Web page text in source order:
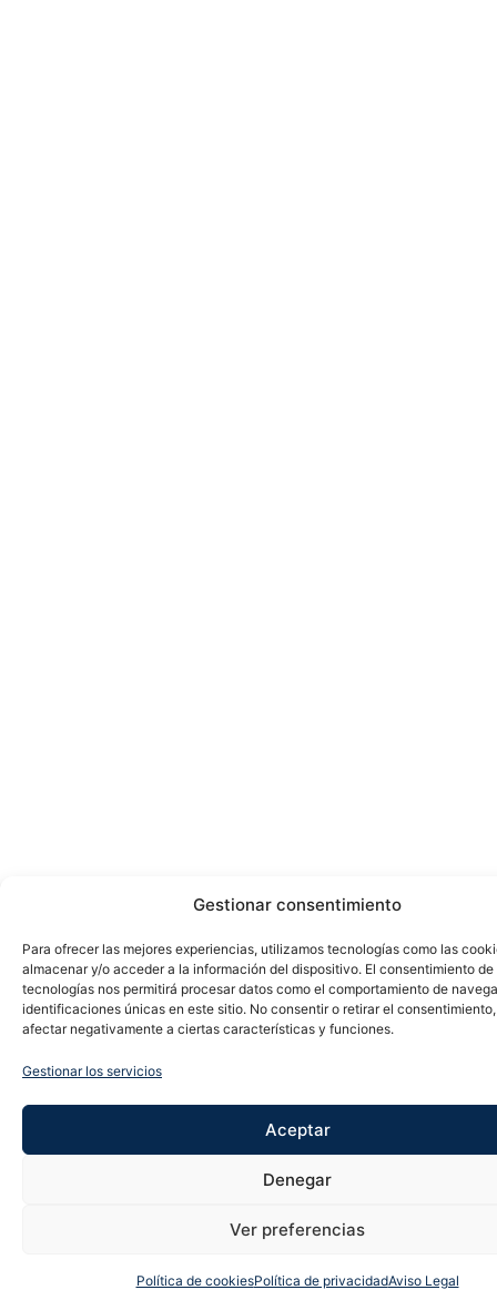
Gestionar consentimiento
Para ofrecer las mejores experiencias, utilizamos tecnologías como las
almacenar y/o acceder a la información del dispositivo. El consentimiento de
tecnologías nos permitirá procesar datos como el comportamiento de
identificaciones únicas en este sitio. No consentir o retirar el
afectar negativamente a ciertas características y funciones.
Gestionar los servicios
Aceptar
Denegar
Ver preferencias
Política de cookiesPolítica de privacidadAviso Legal